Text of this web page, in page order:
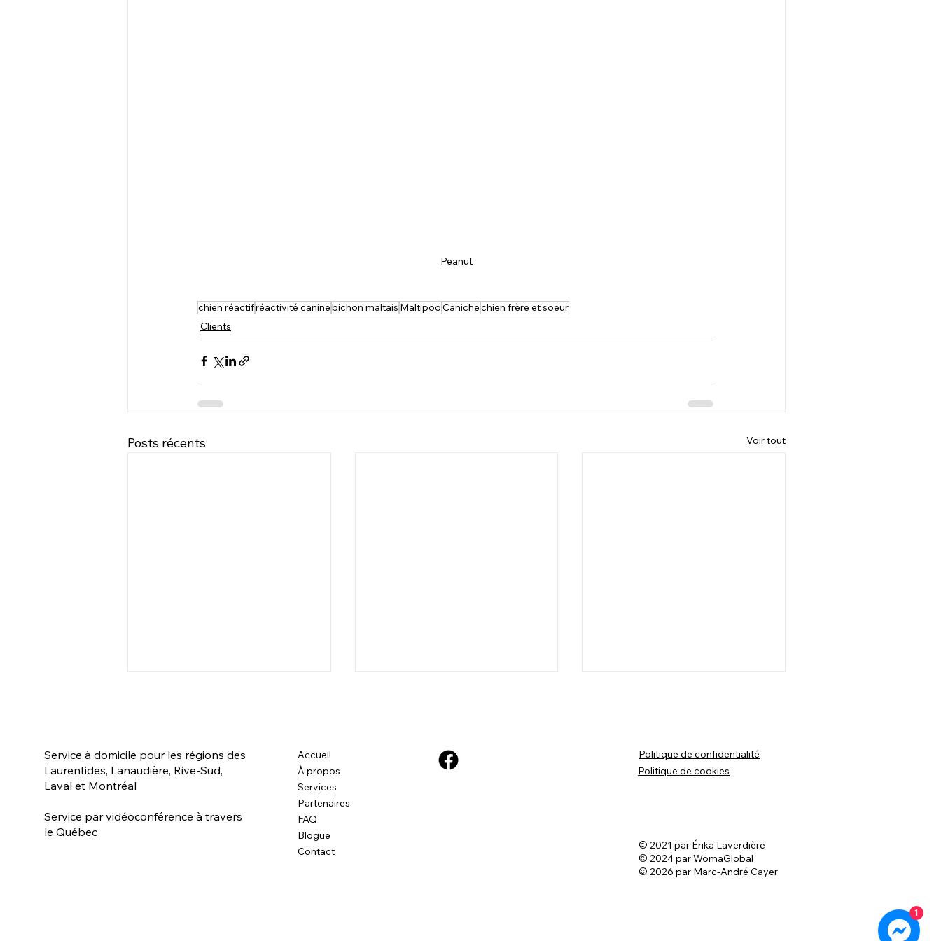
Peanut
chien réactifréactivité caninebichon maltais MaltipooCanichechien frère et soeur
Clients
Posts récents Voir tout
Bonjour Oli et Lola! Bichon
Maltais X Yorkshire 4 mois
Service à domicile pour les régions des
Laurentides, Lanaudière, Rive-Sud,
Laval et Montréal
Service par vidéoconférence à travers
le Québec
Accueil
À propos
Services
Partenaires
FAQ
Blogue
Contact
Politique de cookies
Politique de confidentialité
© 2021 par Érika Laverdière
© 2024 par WomaGlobal
© 2026 par Marc-André Cayer
1